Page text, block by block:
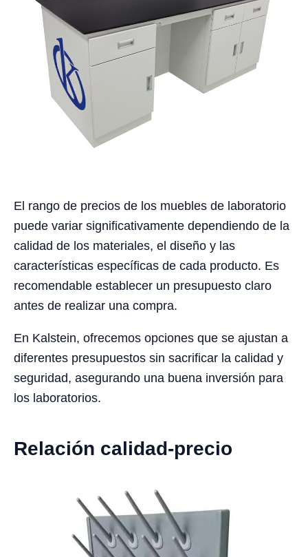
El rango de precios de los muebles de laboratorio
puede variar significativamente dependiendo de la
calidad de los materiales, el diseño y las
características específicas de cada producto. Es
recomendable establecer un presupuesto claro
antes de realizar una compra.
En Kalstein, ofrecemos opciones que se ajustan a
diferentes presupuestos sin sacrificar la calidad y
seguridad, asegurando una buena inversión para
los laboratorios.
Relación calidad-precio